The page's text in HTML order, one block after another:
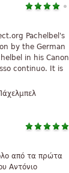
Pachelbel's
by the German
in his Canon
continuo. It is
από τα πρώτα
Αντόνιο